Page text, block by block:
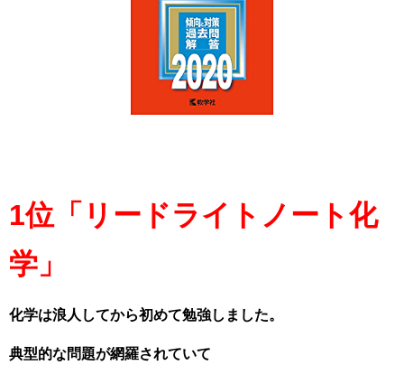
1位「リードライトノート化
学」
化学は浪人してから初めて勉強しました。
典型的な問題が網羅されていて